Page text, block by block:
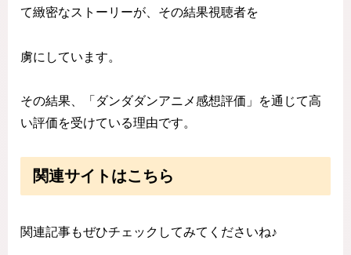
て緻密なストーリーが、その結果視聴者を
虜にしています。
その結果、「ダンダダンアニメ感想評価」を通じて高
い評価を受けている理由です。
関連サイトはこちら
関連記事もぜひチェックしてみてくださいね♪